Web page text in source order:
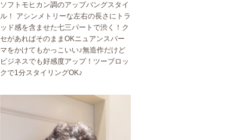
ソフトモヒカン調のアップバングスタイ
ル！ アシンメトリーな左右の長さにトラ
ッド感を含ませた七三パートで渋く！ク
セがあればそのままOKニュアンスパー
マをかけてもかっこいい♪無造作だけど
ビジネスでも好感度アップ！ツーブロッ
クで1分スタイリングOK♪